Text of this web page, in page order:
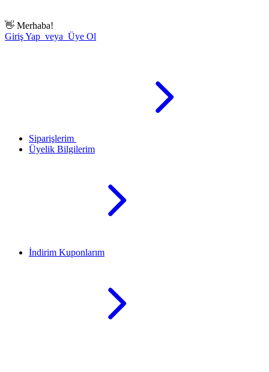
👋 Merhaba!
Giriş Yap veya Üye Ol
Siparişlerim
Üyelik Bilgilerim
İndirim Kuponlarım